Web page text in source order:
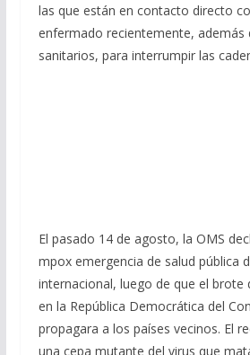
las que están en contacto directo
enfermado recientemente, además
sanitarios, para interrumpir las
El pasado 14 de agosto, la OMS
mpox emergencia de salud pública
internacional, luego de que el brote
en la República Democrática del
propagara a los países vecinos. El
una cepa mutante del virus que